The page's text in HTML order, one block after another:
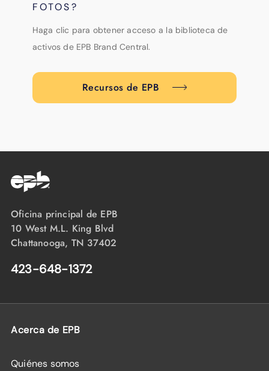
FOTOS?
Haga clic para obtener acceso a la biblioteca de
activos de EPB Brand Central.
Recursos de EPB
Oficina principal de EPB
10 West M.L. King Blvd
Chattanooga, TN 37402
423-648-1372
Acerca de EPB
Quiénes somos